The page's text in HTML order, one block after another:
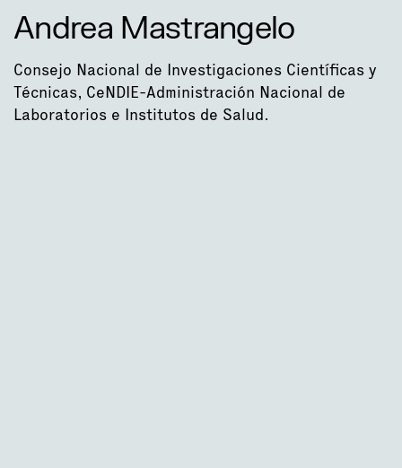
Andrea Mastrangelo
Consejo Nacional de Investigaciones Científicas y
Técnicas, CeNDIE-Administración Nacional de
Laboratorios e Institutos de Salud.